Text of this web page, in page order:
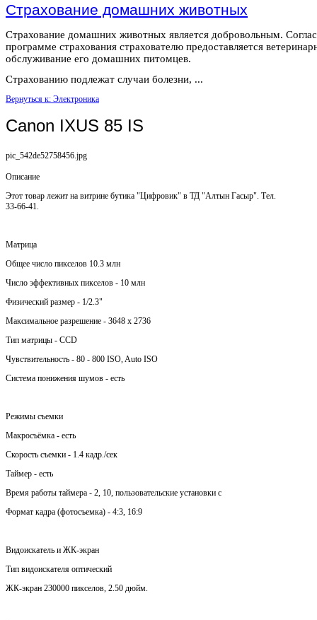
Страхование домашних животных
Страхование домашних животных является добровольным.
программе страхования страхователю предоставляется
обслуживание его домашних питомцев.
Страхованию подлежат случаи болезни, ...
Вернуться к: Электроника
Canon IXUS 85 IS
pic_542de52758456.jpg
Описание
Этот товар лежит на витрине бутика "Цифровик" в ТД "Алтын Гасыр". Тел.
33-66-41.
Матрица
Общее число пикселов 10.3 млн
Число эффективных пикселов - 10 млн
Физический размер - 1/2.3"
Максимальное разрешение - 3648 x 2736
Тип матрицы - СCD
Чувствительность - 80 - 800 ISO, Auto ISO
Система понижения шумов - есть
Режимы съемки
Макросъёмка - есть
Скорость съемки - 1.4 кадр./сек
Таймер - есть
Время работы таймера - 2, 10, пользовательские установки c
Формат кадра (фотосъемка) - 4:3, 16:9
Видоискатель и ЖК-экран
Тип видоискателя оптический
ЖК-экран 230000 пикселов, 2.50 дюйм.